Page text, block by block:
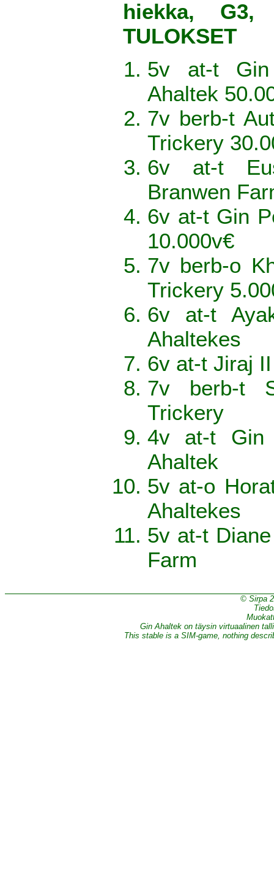
hiekka, G3,
TULOKSET
5v at-t
Ahaltek
7v berb-t
Trickery
6v at-t
Branwen
6v at-t Gin
10.000v€
7v berb-o
Trickery
6v at-t
Ahaltekes
6v at-t Jiraj
7v berb-t
Trickery
4v at-t Gin
Ahaltek
5v at-o
Ahaltekes
5v at-t
Farm
© Sirpa
Gin Ahaltek on täysin virtuaalinen
This stable is a SIM-game, nothing